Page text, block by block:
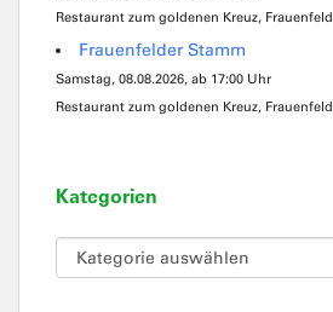
Restaurant zum goldenen Kreuz, Frauenfeld
Frauenfelder Stamm
Samstag, 08.08.2026, ab 17:00 Uhr
Restaurant zum goldenen Kreuz, Frauenfeld
Kategorien
Kategorien